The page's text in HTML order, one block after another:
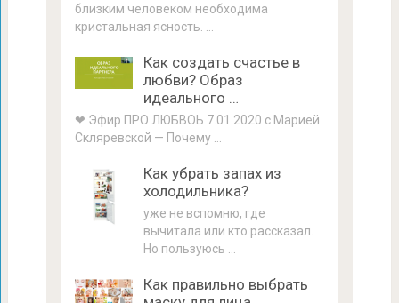
близким человеком необходима
кристальная ясность. …
Как создать счастье в
любви? Образ
идеального …
❤ Эфир ПРО ЛЮБВОЬ 7.01.2020 с Марией
Скляревской — Почему …
Как убрать запах из
холодильника?
уже не вспомню, где
вычитала или кто рассказал.
Но пользуюсь …
Как правильно выбрать